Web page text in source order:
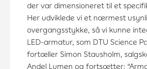
der var dimensioneret til et
Her udviklede vi et nærmest
overgangsstykke, så vi kunne
LED-armatur, som DTU Science
fortæller Simon Stausholm,
Andel Lumen og fortsætter;